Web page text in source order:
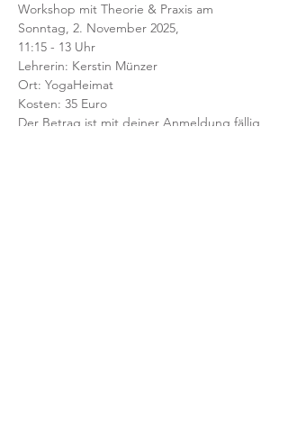
Workshop mit Theorie & Praxis am
Sonntag, 2. November 2025,
11:15 - 13 Uhr
Lehrerin: Kerstin Münzer
Ort: YogaHeimat
Kosten: 35 Euro
Der Betrag ist mit deiner Anmeldung fällig